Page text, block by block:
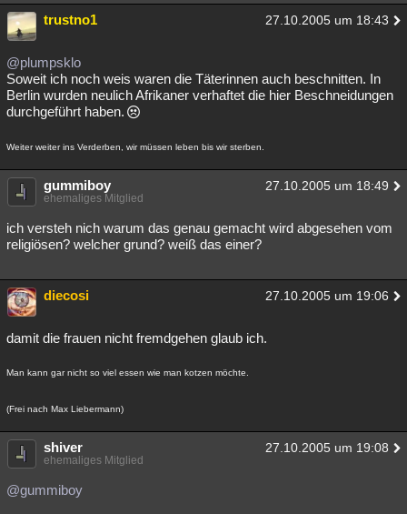
trustno1 27.10.2005 um 18:43
@plumpsklo
Soweit ich noch weis waren die Täterinnen auch beschnitten. In
Berlin wurden neulich Afrikaner verhaftet die hier Beschneidungen
durchgeführt haben.
Weiter weiter ins Verderben, wir müssen leben bis wir sterben.
gummiboy 27.10.2005 um 18:49
ehemaliges Mitglied
ich versteh nich warum das genau gemacht wird abgesehen vom
religiösen? welcher grund? weiß das einer?
diecosi 27.10.2005 um 19:06
damit die frauen nicht fremdgehen glaub ich.
Man kann gar nicht so viel essen wie man kotzen möchte.
(Frei nach Max Liebermann)
shiver 27.10.2005 um 19:08
ehemaliges Mitglied
@gummiboy